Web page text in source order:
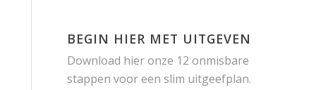
BEGIN HIER MET UITGEVEN
Download hier onze 12 onmisbare
stappen voor een slim uitgeefplan.